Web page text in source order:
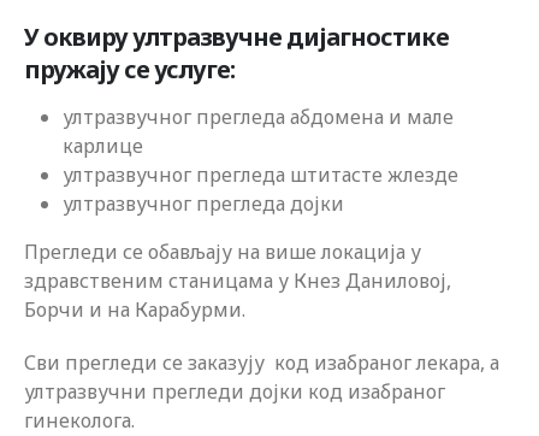
У оквиру ултразвучне дијагностике
пружају се услуге:
ултразвучног прегледа абдомена и мале
карлице
ултразвучног прегледа штитасте жлезде
ултразвучног прегледа дојки
Прегледи се обављају на више локација у
здравственим станицама у Кнез Даниловој,
Борчи и на Карабурми.
Сви прегледи се заказују код изабраног лекара, а
ултразвучни прегледи дојки код изабраног
гинеколога.